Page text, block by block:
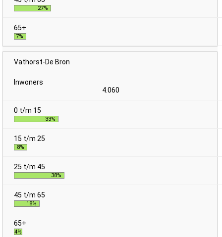
27%
7%
Vathorst-De Bron
4.060
33%
8%
38%
18%
4%